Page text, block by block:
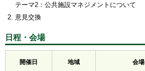
テーマ2：公共施設マネジメントについて
意見交換
日程・会場
開催日 地域 会場